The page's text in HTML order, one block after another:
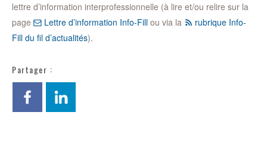
lettre d’information interprofessionnelle (à lire et/ou relire sur la
page
Lettre d’information Info-Fill ou via la
rubrique Info-
Fill du fil d’actualités).
Partager :